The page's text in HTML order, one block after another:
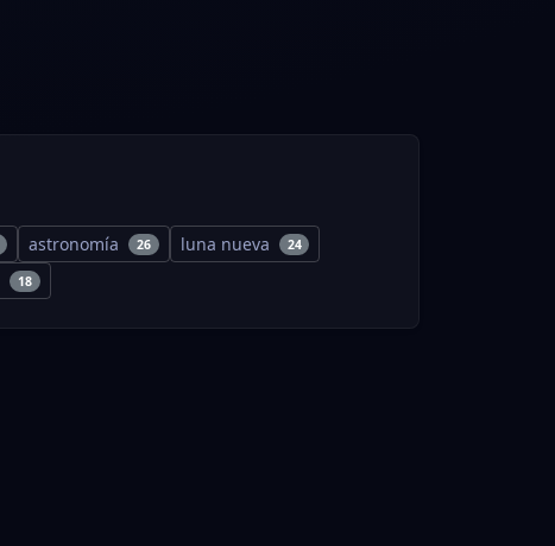
astronomía 26 luna nueva 24
18